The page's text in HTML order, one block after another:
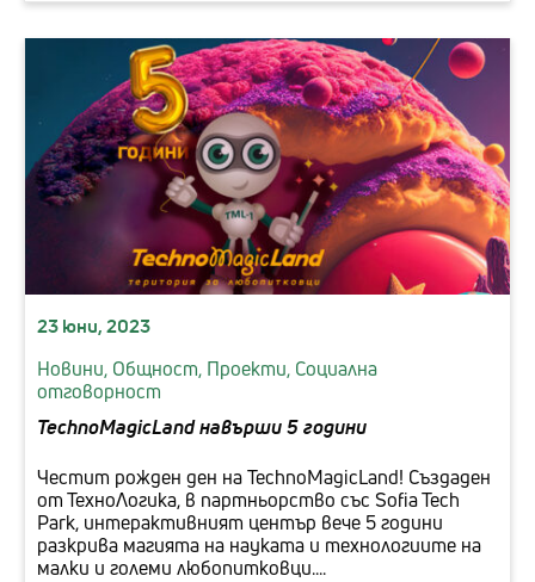
23 юни, 2023
Новини, Общност, Проекти, Социална
отговорност
TechnoMagicLand навърши 5 години
Честит рожден ден на TechnoMagicLand! Създаден
от ТехноЛогика, в партньорство със Sofia Tech
Park, интерактивният център вече 5 години
разкрива магията на науката и технологиите на
малки и големи любопитковци....